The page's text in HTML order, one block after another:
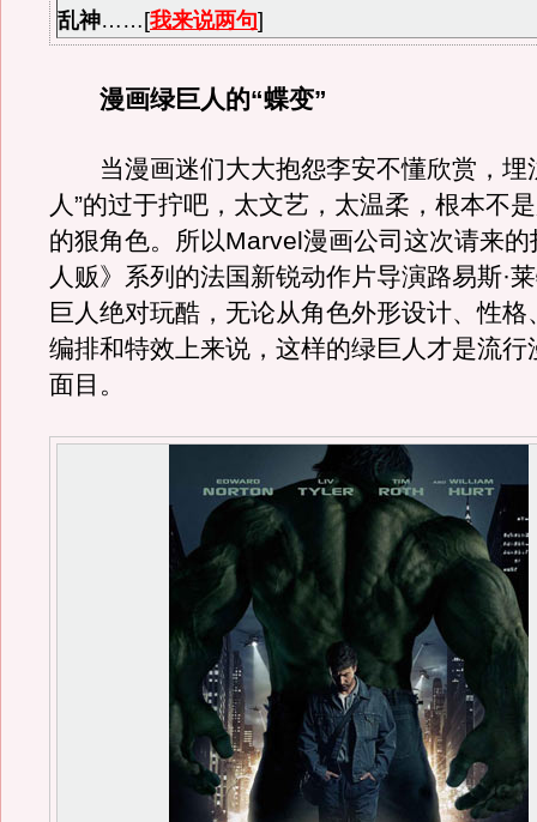
乱神……[我来说两句]
漫画绿巨人的“蝶变”
当漫画迷们大大抱怨李安不懂欣赏，埋
人”的过于拧吧，太文艺，太温柔，根本不
的狠角色。所以Marvel漫画公司这次请来
人贩》系列的法国新锐动作片导演路易斯·
巨人绝对玩酷，无论从角色外形设计、性格
编排和特效上来说，这样的绿巨人才是流行
面目。